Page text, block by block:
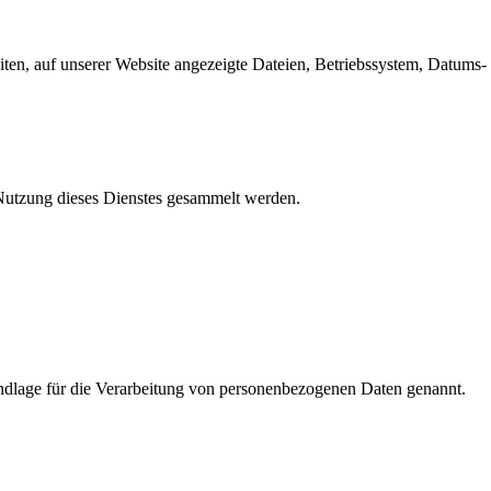
auf unserer Website angezeigte Dateien, Betriebssystem,
dieses Dienstes gesammelt werden.
für die Verarbeitung von personenbezogenen Daten genannt.